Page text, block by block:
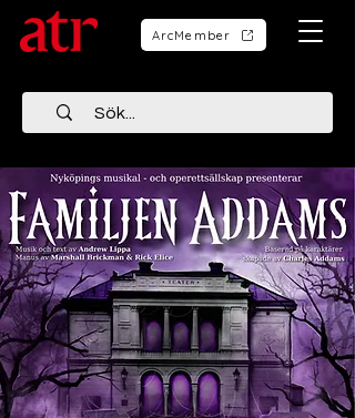
ArcMember